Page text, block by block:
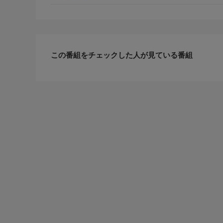
た。そして、裏庭で育てているという食材を使用
この番組をチェックした人が見ている番組